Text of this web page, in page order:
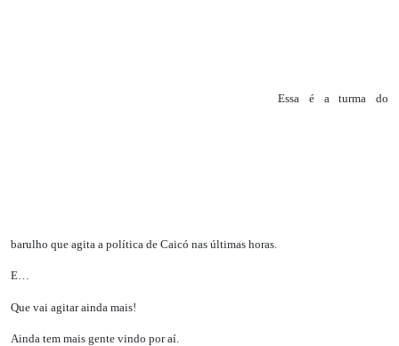
Essa é a turma do
barulho que agita a política de Caicó nas últimas horas.
E…
Que vai agitar ainda mais!
Ainda tem mais gente vindo por aí.